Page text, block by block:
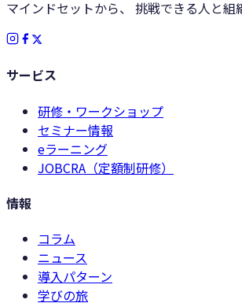
マインドセットから、 挑戦できる人と組
サービス
研修・ワークショップ
セミナー情報
eラーニング
JOBCRA（定額制研修）
情報
コラム
ニュース
導入パターン
学びの旅